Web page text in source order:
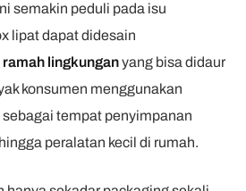
semakin peduli pada isu
lipat dapat didesain
ramah lingkunganyang bisa didaur
konsumen menggunakan
tempat penyimpanan
peralatan kecil di rumah.